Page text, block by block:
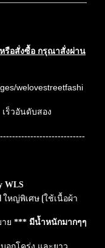
รือสั่งซื้อ กรุณาสั่งผ่าน
welovestreetfashi
ร็วอันดับสอง
WLS
ใหญ่พิเศษ (ใช้เนื้อผ้า
ย *** มีน้ำหนักมากๆๆ
อกโคร่ง และยาว